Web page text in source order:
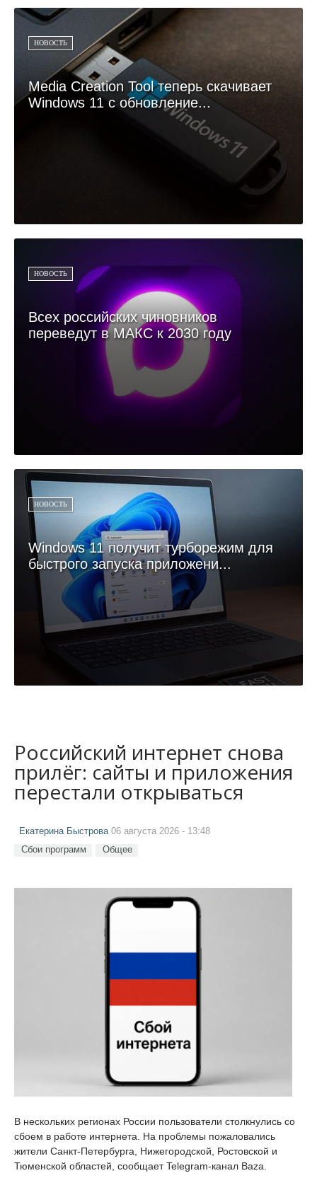
НОВОСТЬ
Media Creation Tool теперь скачивает
Windows 11 с обновление...
НОВОСТЬ
Всех российских чиновников
переведут в МАКС к 2030 году
НОВОСТЬ
Windows 11 получит турборежим для
быстрого запуска приложени...
Российский интернет снова
прилёг: сайты и приложения
перестали открываться
Екатерина Быстрова06 августа 2026 - 13:48
Сбои программ Общее
В нескольких регионах России пользователи столкнулись со
сбоем в работе интернета. На проблемы пожаловались
жители Санкт-Петербурга, Нижегородской, Ростовской и
Тюменской областей, сообщает Telegram-канал Baza.